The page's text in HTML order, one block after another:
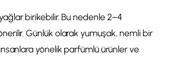
birikebilir. Bu nedenle 2–4
Günlük olarak yumuşak, nemli bir
yönelik parfümlü ürünler ve